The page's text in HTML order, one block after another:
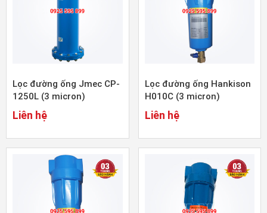
Lọc đường ống Jmec CP-
1250L (3 micron)
Liên hệ
Lọc đường ống Hankison
H010C (3 micron)
Liên hệ